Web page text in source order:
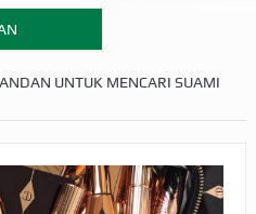
ULAMA
UNTUK MENCARI SUAMI